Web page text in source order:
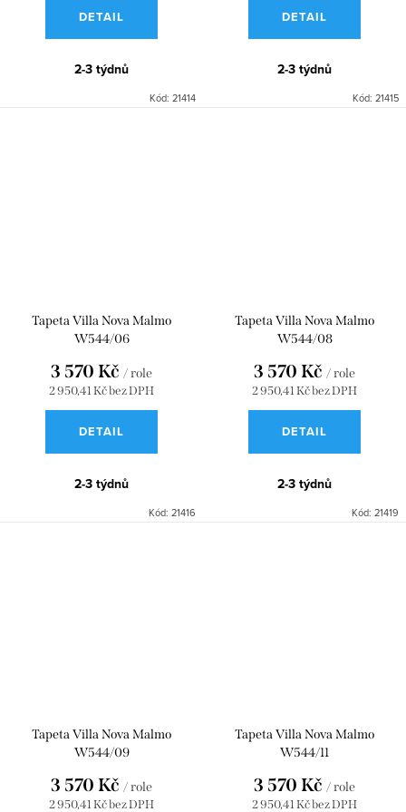
DETAIL
2-3 týdnů
Kód: 21414
DETAIL
2-3 týdnů
Kód: 21415
Tapeta Villa Nova Malmo
W544/06
2 950,41 Kč bez DPH
3 570 Kč / role
DETAIL
2-3 týdnů
Kód: 21416
Tapeta Villa Nova Malmo
W544/08
2 950,41 Kč bez DPH
3 570 Kč / role
DETAIL
2-3 týdnů
Kód: 21419
Tapeta Villa Nova Malmo
W544/09
2 950,41 Kč bez DPH
3 570 Kč / role
Tapeta Villa Nova Malmo
W544/11
2 950,41 Kč bez DPH
3 570 Kč / role